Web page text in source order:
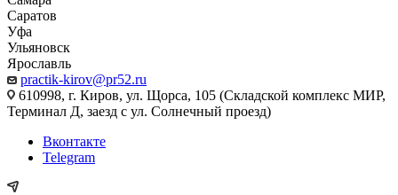
Саратов
Уфа
Ульяновск
Ярославль
practik-kirov@pr52.ru
610998, г. Киров, ул. Щорса, 105 (Складской комплекс МИР,
Терминал Д, заезд с ул. Солнечный проезд)
Вконтакте
Telegram